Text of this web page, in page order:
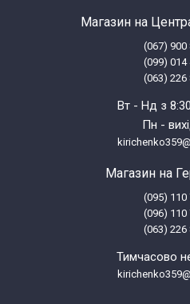
Магазин на
(067) 900
(099) 014
(063) 226
Вт - Нд з
Пн -
Магазин на
(095) 110
(096) 110
(063) 226
Тимчасово